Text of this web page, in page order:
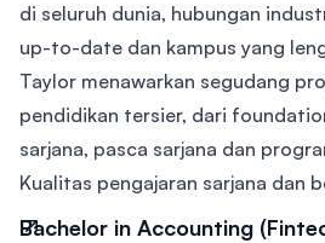
di seluruh dunia, hubungan
up-to-date dan kampus yang
Taylor menawarkan segudang
pendidikan tersier, dari
sarjana, pasca sarjana dan
Kualitas pengajaran sarjana dan
Bachelor in Accounting